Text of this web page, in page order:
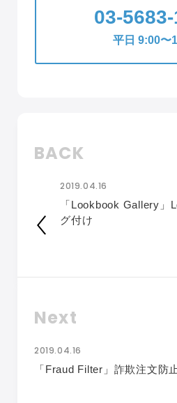
03-
平日 9:00〜
BACK
2019.04.16
「Lookbook Gallery」
グ付け
Next
2019.04.16
「Fraud Filter」詐欺注文防